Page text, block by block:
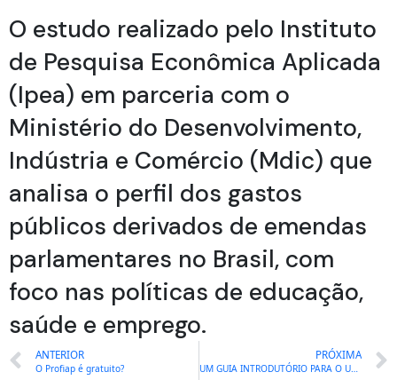
O estudo realizado pelo Instituto
de Pesquisa Econômica Aplicada
(Ipea) em parceria com o
Ministério do Desenvolvimento,
Indústria e Comércio (Mdic) que
analisa o perfil dos gastos
públicos derivados de emendas
parlamentares no Brasil, com
foco nas políticas de educação,
saúde e emprego.
Prev
ANTERIOR
O Profiap é gratuito?
PRÓXIMA
UM GUIA INTRODUTÓRIO PARA O USO DE FERRAMENTAS DE INTELIGÊNCIA ARTIFICIAL (IAS) NA ELABORAÇÃO DE PROJETOS E DISSERTAÇÕES DE MESTRADO